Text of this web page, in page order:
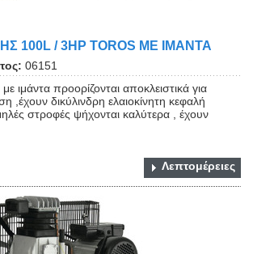
100L / 3HP TOROS ΜΕ ΙΜΑΝΤΑ
06151
ιμάντα προορίζονται αποκλειστικά για
,έχουν δικύλινδρη ελαιοκίνητη κεφαλή
στροφές ψήχονται καλύτερα , έχουν
Λεπτομέρειες